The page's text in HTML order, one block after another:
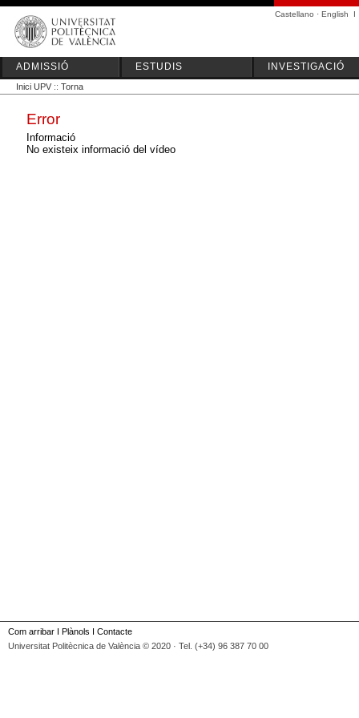
Castellano · English I
ADMISSIÓ ESTUDIS INVESTIGACIÓ
Inici UPV :: Torna
Error
Informació
No existeix informació del vídeo
Com arribar I Plànols I Contacte
Universitat Politècnica de València © 2020 · Tel. (+34) 96 387 70 00